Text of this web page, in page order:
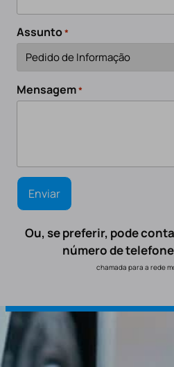
Assunto*
Mensagem*
Ou, se preferir, pode
número de
chamada para a rede